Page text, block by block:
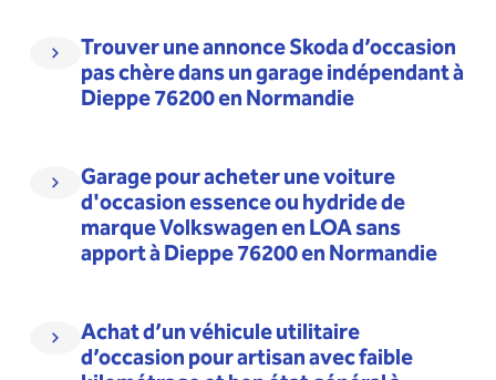
Trouver une annonce Skoda d’occasion
pas chère dans un garage indépendant à
Dieppe 76200 en Normandie
Garage pour acheter une voiture
d'occasion essence ou hydride de
marque Volkswagen en LOA sans
apport à Dieppe 76200 en Normandie
Achat d’un véhicule utilitaire
d’occasion pour artisan avec faible